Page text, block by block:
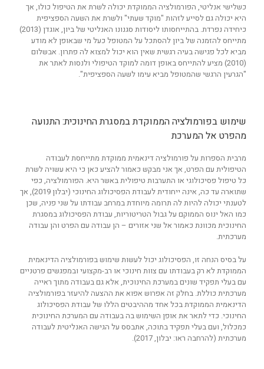
כשלישי אנליטי, הפורמולציה הממוקדת יכולה לשרת את הטיפול כולו, אך
היא יכולה גם לסייע לזהות "מוקד שעתי" ולשרת את השעה הספציפית
כיחידה נפרדת. בהתייחסותו ליסודות סגנונו האנליטי של ביון, אוגדן (2013)
מתייחס להזמנה של ביון להסתכל על המטופל כעל מי שבאופן לא מודע
מביא לכל פגישה בעיה רגשית שאין הוא יכול למצוא לה פתרון. אבשלום
(2010) מציע להתייחס באופן דומה למוקד הטיפולי ולנסות לאתר את
"הגרעין הרגשי שהמטופל מביא עימו לשעה הספציפית".
שימוש בפורמולציה הממוקדת במסגרת החינוכית: התנועה
מהפרט אל המערכת
מרבית הספרות על פורמולציה דינאמית ממוקדת מתייחסת לעבודה
הטיפולית עם הפרט, אך אני מבקש כאמור להציע כאן כי היא עשויה לשרת
כל טיפול פסיכולוגי או התערבות טיפולית באשר היא. הפורמולציה, כפי
שתוארה עד כה, אינה ייחודית לעבודת הפסיכולוג החינוכי (יבלון 2019), אך
לטענתי יכולה להיות לה תרומה מיוחדת במרחב עבודתו על שני פניה, שכן
כמו האל ינוס הממוקם על גבול הטריטוריות, עבודת הפסיכולוג במסגרת
החינוכית מכוונת כאמור אל שני אזורים – הן עבודה עם הפרט והן עבודה
מערכתית.
על בסיס הנחה זו, הפסיכולוג יכול לעשות שימוש בפורמולציה הדינאמית
הממוקדת לא רק בעבודתו עם צוות חינוכי או רב-מקצועי ובמפגשים פרטניים
עם בעלי תפקיד שונים במערכת החינוכית, אלא גם בעבודה מתוך ראייה
מערכתית כוללת. בחלק זה אפרוש אפוא את ההצעה להיעזר בפורמולציה
הדינאמית הממוקדת בכל אחד מההיבטים הללו של עבודת הפסיכולוג
החינוכי. כדי לתאר את אופן השימוש בה בעבודה עם המערכת החינוכית
כמכלול, ועם בעלי תפקיד בתוכה, אתבסס על הגישה האנליטית לעבודה
מערכתית (להרחבה ראו: יבלון, 2017).